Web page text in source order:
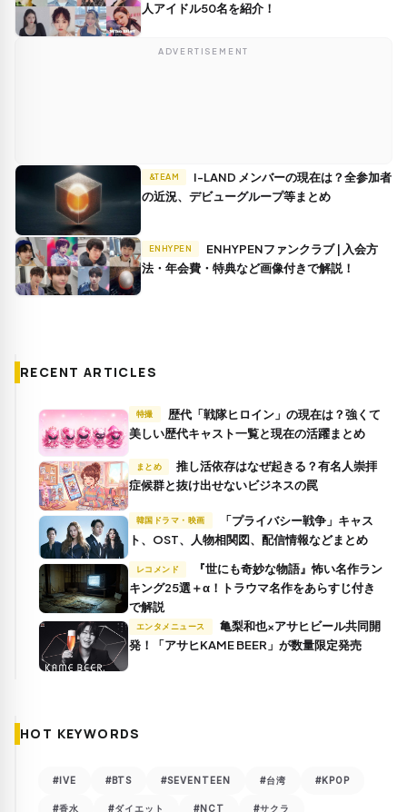
人アイドル50名を紹介！
ADVERTISEMENT
&TEAM
の近況、デビューグループ等まとめ
ENHYPEN
法・年会費・特典など画像付きで解説！
RECENT ARTICLES
特撮
美しい歴代キャスト一覧と現在の活躍まとめ
まとめ
推し活依存はなぜ起きる？有名人崇拝
症候群と抜け出せないビジネスの罠
韓国ドラマ・映画
ト、OST、人物相関図、配信情報などまとめ
レコメンド
キング25選＋α！トラウマ名作をあらすじ付き
で解説
エンタメニュース
発！「アサヒKAME BEER」が数量限定発売
HOT KEYWORDS
#IVE #BTS #SEVENTEEN #台湾 #KPOP
#香水 #ダイエット #NCT #サクラ